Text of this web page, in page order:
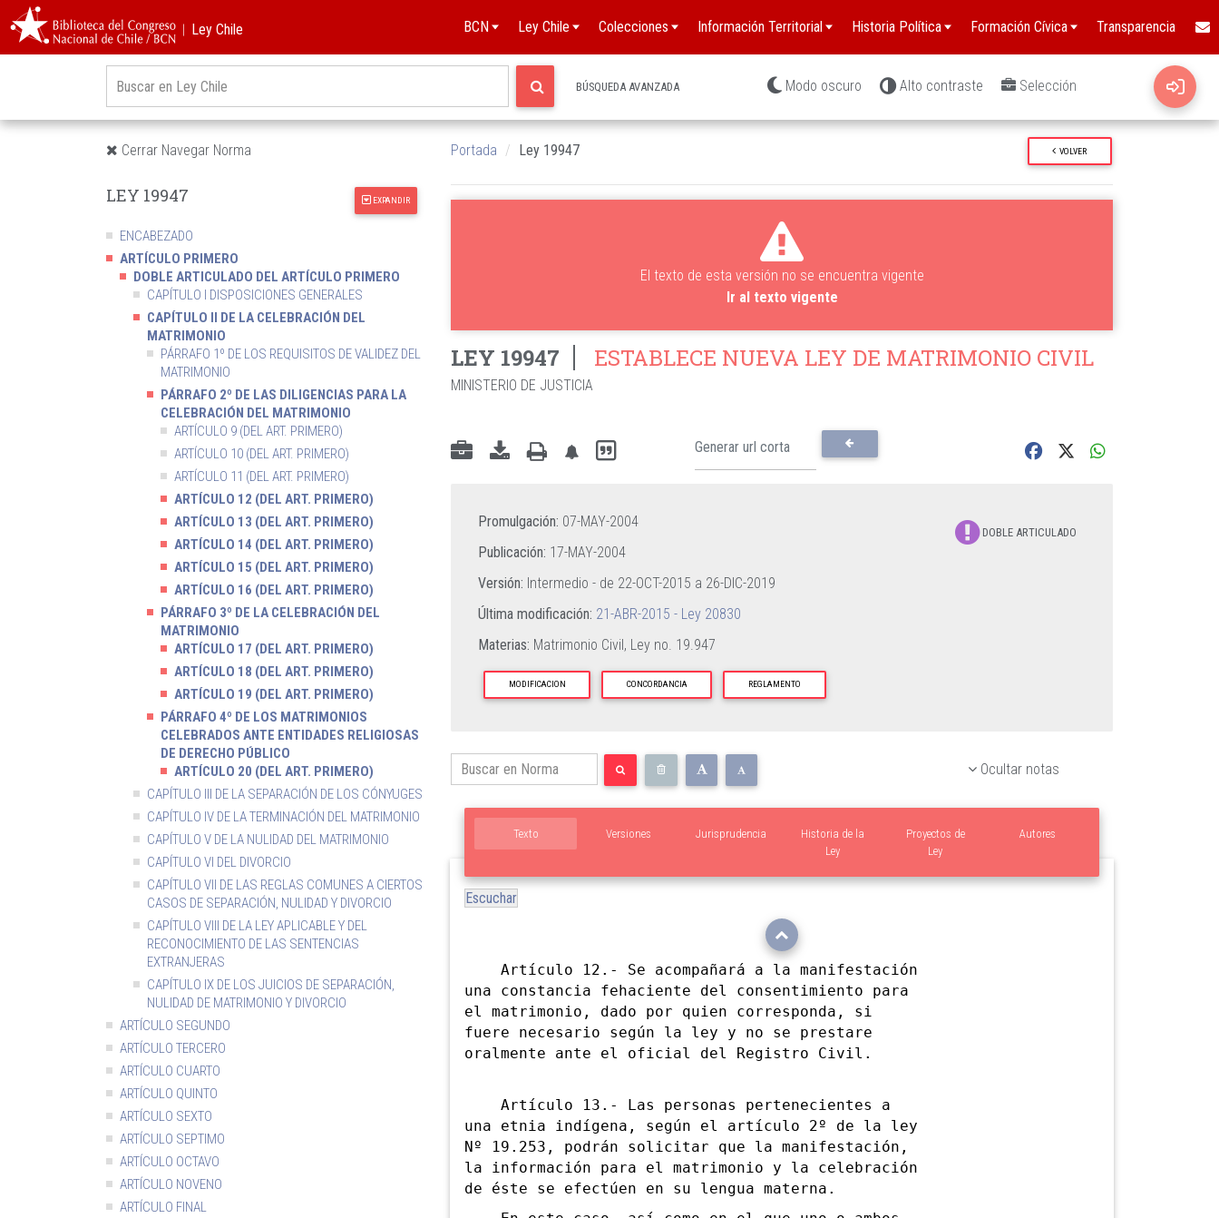
︱Ley Chile BCN Ley Chile Colecciones Información Territorial Historia Política Formación Cívica Transparencia
BÚSQUEDA AVANZADA Modo oscuro Alto contraste Selección
Cerrar Navegar Norma Portada Ley 19947 VOLVER
LEY 19947 EXPANDIR
ENCABEZADO
ARTÍCULO PRIMERO
DOBLE ARTICULADO DEL ARTÍCULO PRIMERO
CAPÍTULO I DISPOSICIONES GENERALES
CAPÍTULO II DE LA CELEBRACIÓN DEL
MATRIMONIO
PÁRRAFO 1º DE LOS REQUISITOS DE VALIDEZ DEL
MATRIMONIO
PÁRRAFO 2º DE LAS DILIGENCIAS PARA LA
CELEBRACIÓN DEL MATRIMONIO
ARTÍCULO 9 (DEL ART. PRIMERO)
ARTÍCULO 10 (DEL ART. PRIMERO)
ARTÍCULO 11 (DEL ART. PRIMERO)
ARTÍCULO 12 (DEL ART. PRIMERO)
ARTÍCULO 13 (DEL ART. PRIMERO)
ARTÍCULO 14 (DEL ART. PRIMERO)
ARTÍCULO 15 (DEL ART. PRIMERO)
ARTÍCULO 16 (DEL ART. PRIMERO)
PÁRRAFO 3º DE LA CELEBRACIÓN DEL
MATRIMONIO
ARTÍCULO 17 (DEL ART. PRIMERO)
ARTÍCULO 18 (DEL ART. PRIMERO)
ARTÍCULO 19 (DEL ART. PRIMERO)
PÁRRAFO 4º DE LOS MATRIMONIOS
CELEBRADOS ANTE ENTIDADES RELIGIOSAS
DE DERECHO PÚBLICO
ARTÍCULO 20 (DEL ART. PRIMERO)
CAPÍTULO III DE LA SEPARACIÓN DE LOS CÓNYUGES
CAPÍTULO IV DE LA TERMINACIÓN DEL MATRIMONIO
CAPÍTULO V DE LA NULIDAD DEL MATRIMONIO
CAPÍTULO VI DEL DIVORCIO
CAPÍTULO VII DE LAS REGLAS COMUNES A CIERTOS
CASOS DE SEPARACIÓN, NULIDAD Y DIVORCIO
CAPÍTULO VIII DE LA LEY APLICABLE Y DEL
RECONOCIMIENTO DE LAS SENTENCIAS
EXTRANJERAS
CAPÍTULO IX DE LOS JUICIOS DE SEPARACIÓN,
NULIDAD DE MATRIMONIO Y DIVORCIO
ARTÍCULO SEGUNDO
ARTÍCULO TERCERO
ARTÍCULO CUARTO
ARTÍCULO QUINTO
ARTÍCULO SEXTO
ARTÍCULO SEPTIMO
ARTÍCULO OCTAVO
ARTÍCULO NOVENO
ARTÍCULO FINAL
El texto de esta versión no se encuentra vigente
Ir al texto vigente
LEY 19947 ESTABLECE NUEVA LEY DE MATRIMONIO CIVIL
MINISTERIO DE JUSTICIA
DOBLE ARTICULADO
Promulgación: 07-MAY-2004
Publicación: 17-MAY-2004
Versión: Intermedio - de 22-OCT-2015 a 26-DIC-2019
Última modificación: 21-ABR-2015 - Ley 20830
Materias: Matrimonio Civil, Ley no. 19.947
MODIFICACION CONCORDANCIA REGLAMENTO
Ocultar notas
Texto Versiones Jurisprudencia
Proyectos de
Ley
Autores
Historia de la
Ley
Escuchar
Artículo 12.- Se acompañará a la manifestación
una constancia fehaciente del consentimiento para
el matrimonio, dado por quien corresponda, si
fuere necesario según la ley y no se prestare
oralmente ante el oficial del Registro Civil.
Artículo 13.- Las personas pertenecientes a
una etnia indígena, según el artículo 2º de la ley
Nº 19.253, podrán solicitar que la manifestación,
la información para el matrimonio y la celebración
de éste se efectúen en su lengua materna.